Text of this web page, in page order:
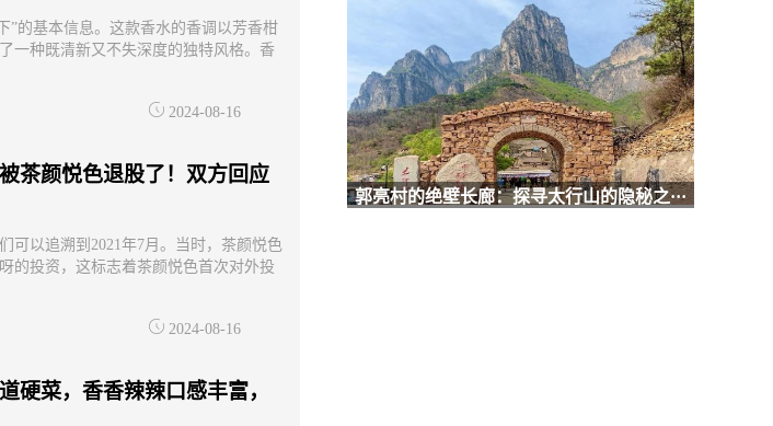
郭亮村的绝壁长廊：探寻太行山的隐秘之···
”的基本信息。这款香水的香调以芳香柑
一种既清新又不失深度的独特风格。香
2024-08-16
茶颜悦色退股了！双方回应
可以追溯到2021年7月。当时，茶颜悦色
的投资，这标志着茶颜悦色首次对外投
2024-08-16
硬菜，香香辣辣口感丰富，